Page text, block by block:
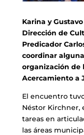
Karina y
Dirección de
Predicador
coordinar
organización de
Acercamiento a
El encuentro
Néstor Kirchner,
tareas en
las áreas